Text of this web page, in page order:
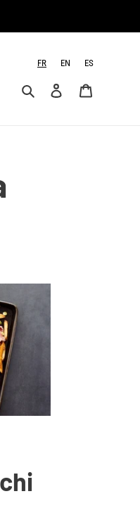
FR EN ES
RechercherSe connecter